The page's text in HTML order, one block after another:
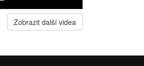
Zobrazit další videa